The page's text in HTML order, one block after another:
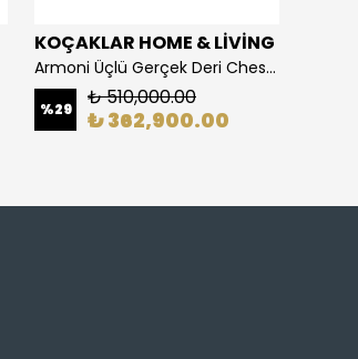
KOÇAKLAR HOME & LİVİNG
Armoni Üçlü Gerçek Deri Chester Koltuk Takımı
%29 ₺ 510,000.00
₺ 362,900.00